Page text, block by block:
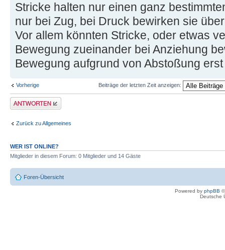
Stricke halten nur einen ganz
nur bei Zug, bei Druck bewirken sie
Vor allem könnten Stricke, oder etwas
Bewegung zueinander bei Anziehung
Bewegung aufgrund von Abstoßung
Vorherige Beiträge der letzten Zeit anzeigen:
Antwort erstellen
Zurück zu Allgemeines
WER IST ONLINE?
Mitglieder in diesem Forum: 0 Mitglieder und 14 Gäste
Foren-Übersicht
Powered by phpBB
Deutsche